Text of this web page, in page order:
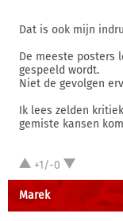
Dat is ook mijn
De meeste posters
gespeeld wordt.
Niet de gevolgen
Ik lees zelden
gemiste kansen
+1/-0
Marek